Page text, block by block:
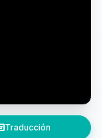
Traducción